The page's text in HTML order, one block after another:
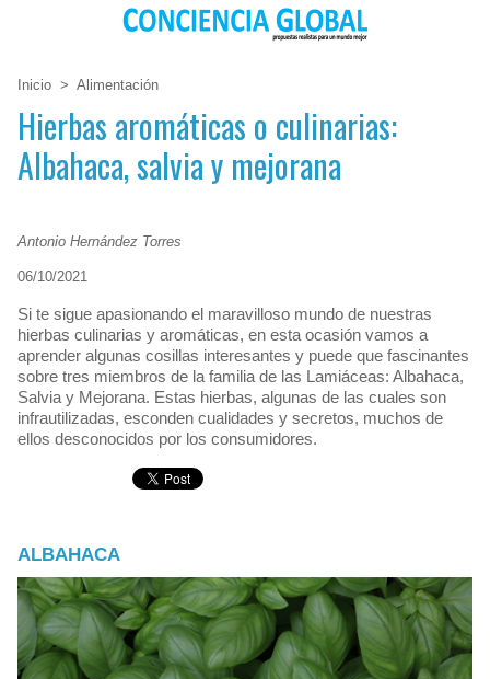
Inicio > Alimentación
Hierbas aromáticas o culinarias:
Albahaca, salvia y mejorana
Antonio Hernández Torres
06/10/2021
Si te sigue apasionando el maravilloso mundo de nuestras
hierbas culinarias y aromáticas, en esta ocasión vamos a
aprender algunas cosillas interesantes y puede que fascinantes
sobre tres miembros de la familia de las Lamiáceas: Albahaca,
Salvia y Mejorana. Estas hierbas, algunas de las cuales son
infrautilizadas, esconden cualidades y secretos, muchos de
ellos desconocidos por los consumidores.
ALBAHACA